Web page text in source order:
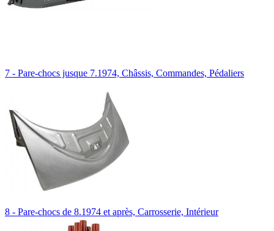
7 - Pare-chocs jusque 7.1974, Châssis, Commandes, Pédaliers
8 - Pare-chocs de 8.1974 et après, Carrosserie, Intérieur